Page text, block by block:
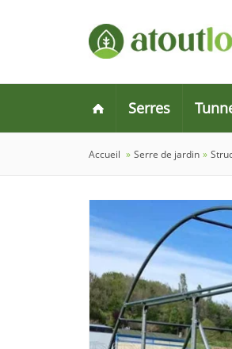
Serres
Accueil » Serre de jardin »